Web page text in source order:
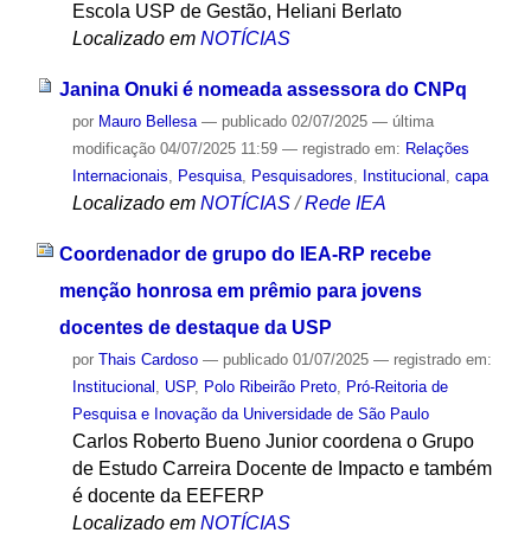
Escola USP de Gestão, Heliani Berlato
Localizado em NOTÍCIAS
Janina Onuki é nomeada assessora do CNPq
por Mauro Bellesa — publicado02/07/2025 — última
modificação04/07/2025 11:59 — registrado em: Relações
Internacionais, Pesquisa, Pesquisadores, Institucional , capa
Localizado em NOTÍCIAS /Rede IEA
Coordenador de grupo do IEA-RP recebe
menção honrosa em prêmio para jovens
docentes de destaque da USP
por Thais Cardoso — publicado01/07/2025 — registrado em:
Institucional
USP, Polo Ribeirão Preto, Pró-Reitoria de
Pesquisa e Inovação da Universidade de São Paulo
Carlos Roberto Bueno Junior coordena o Grupo
de Estudo Carreira Docente de Impacto e também
é docente da EEFERP
Localizado em NOTÍCIAS